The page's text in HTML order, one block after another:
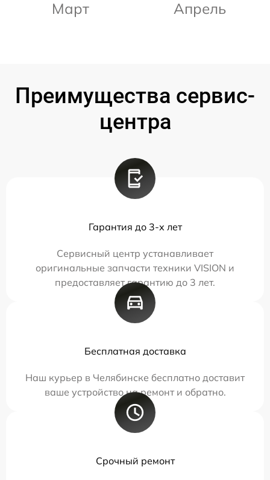
Март Апрель
Преимущества сервис-
центра
Гарантия до 3-х лет
Сервисный центр устанавливает
оригинальные запчасти техники VISION и
предоставляет гарантию до 3 лет.
Бесплатная доставка
Наш курьер в Челябинске бесплатно доставит
ваше устройство на ремонт и обратно.
Срочный ремонт